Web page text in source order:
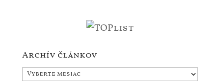
Archív článkov
Archív